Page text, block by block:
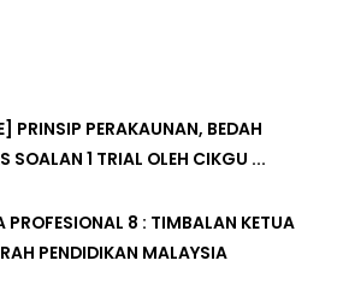
PRINSIP PERAKAUNAN, BEDAH
SOALAN 1 TRIAL OLEH CIKGU ...
PROFESIONAL 8 : TIMBALAN KETUA
PENDIDIKAN MALAYSIA